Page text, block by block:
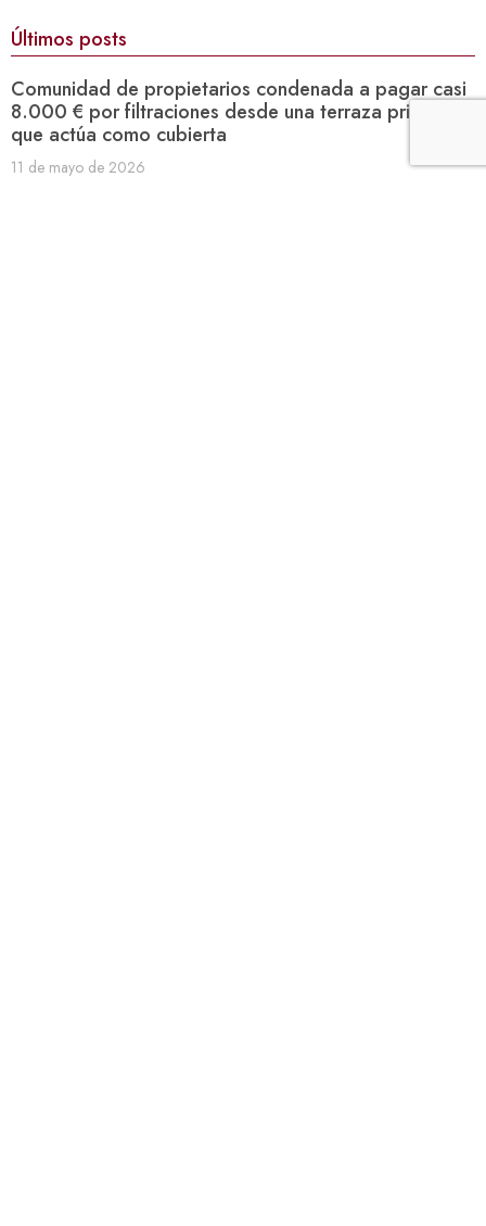
Últimos posts
Comunidad de propietarios condenada a pagar casi
8.000 € por filtraciones desde una terraza privativa
que actúa como cubierta
11 de mayo de 2026